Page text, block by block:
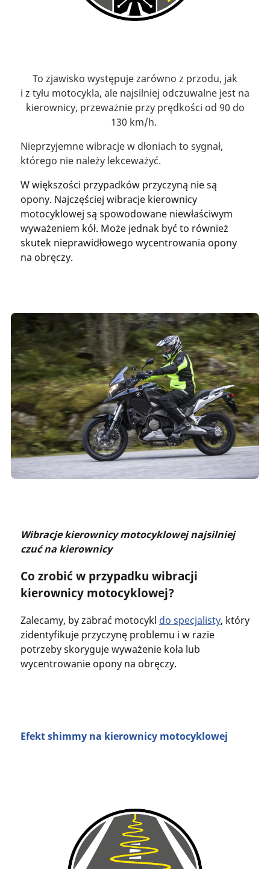
To zjawisko występuje zarówno z przodu, jak
i z tyłu motocykla, ale najsilniej odczuwalne jest na
kierownicy, przeważnie przy prędkości od 90 do
130 km/h.
Nieprzyjemne wibracje w dłoniach to sygnał,
którego nie należy lekceważyć.
W większości przypadków przyczyną nie są
opony. Najczęściej wibracje kierownicy
motocyklowej są spowodowane niewłaściwym
wyważeniem kół. Może jednak być to również
skutek nieprawidłowego wycentrowania opony
na obręczy.
Wibracje kierownicy motocyklowej najsilniej
czuć na kierownicy
Co zrobić w przypadku wibracji
kierownicy motocyklowej?
Zalecamy, by zabrać motocykl do specjalisty, który
zidentyfikuje przyczynę problemu i w razie
potrzeby skoryguje wyważenie koła lub
wycentrowanie opony na obręczy.
Efekt shimmy na kierownicy motocyklowej